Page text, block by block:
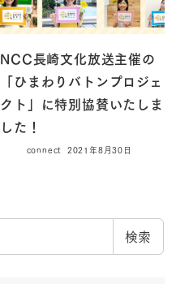
NCC長崎文化放送主催の
「ひまわりバトンプロジェ
クト」に特別協賛いたしま
した！
connect 2021年8月30日
検索